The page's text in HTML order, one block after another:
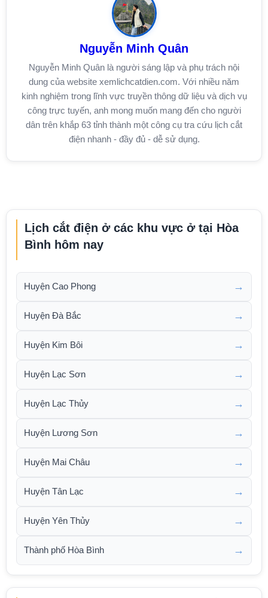
Nguyễn Minh Quân
Nguyễn Minh Quân là người sáng lập và phụ trách nội
dung của website xemlichcatdien.com. Với nhiều năm
kinh nghiệm trong lĩnh vực truyền thông dữ liệu và dịch vụ
công trực tuyến, anh mong muốn mang đến cho người
dân trên khắp 63 tỉnh thành một công cụ tra cứu lịch cắt
điện nhanh - đầy đủ - dễ sử dụng.
Lịch cắt điện ở các khu vực ở tại Hòa
Bình hôm nay
Huyện Cao Phong →
Huyện Đà Bắc →
Huyện Kim Bôi →
Huyện Lạc Sơn →
Huyện Lạc Thủy →
Huyện Lương Sơn →
Huyện Mai Châu →
Huyện Tân Lạc →
Huyện Yên Thủy →
Thành phố Hòa Bình →